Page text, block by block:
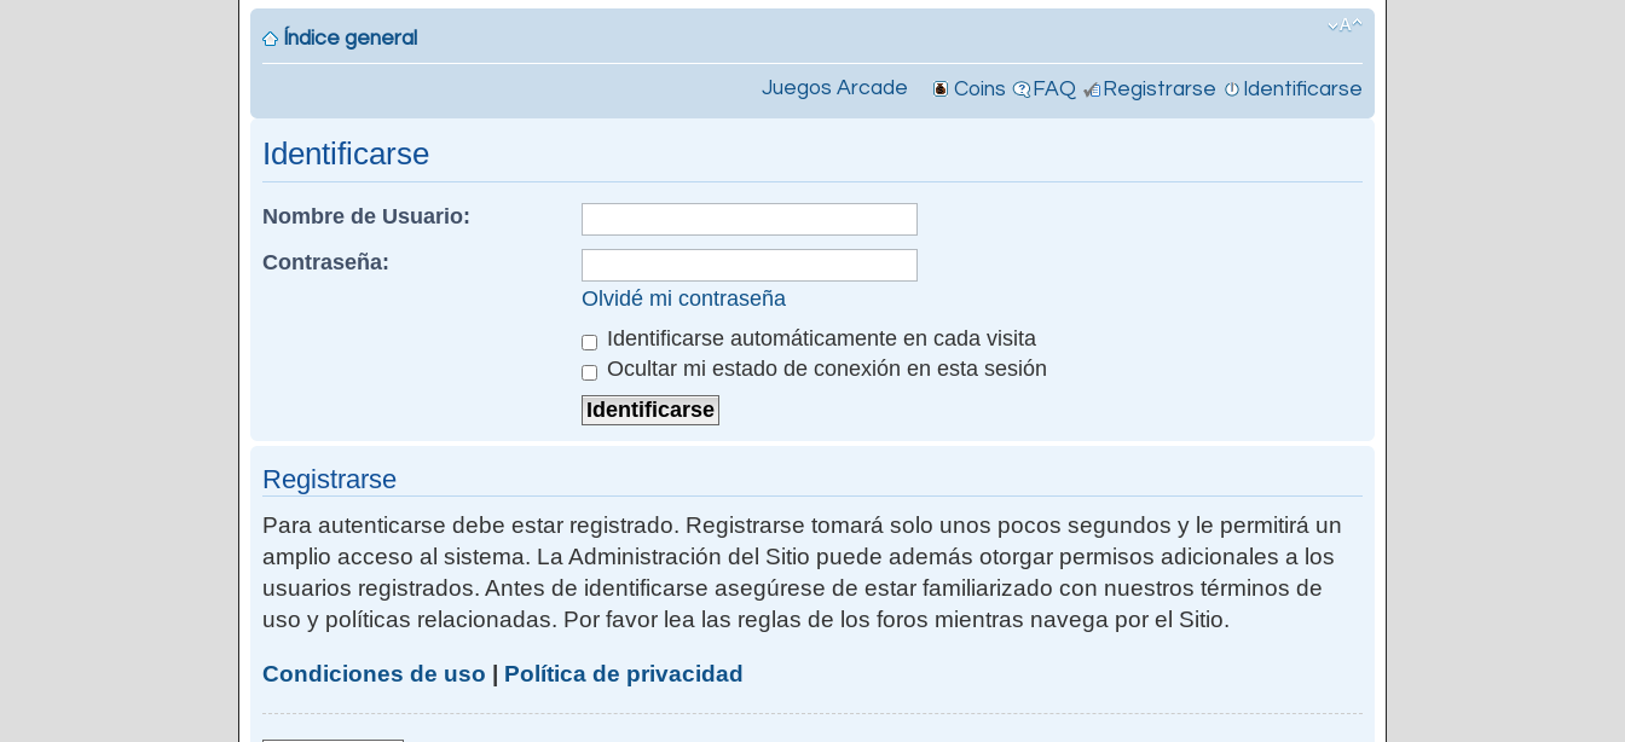
Índice general
Juegos Arcade Coins FAQ Registrarse Identificarse
Identificarse
Nombre de Usuario:
Contraseña:
Olvidé mi contraseña
Identificarse automáticamente en cada visita
Ocultar mi estado de conexión en esta sesión
Registrarse
Para autenticarse debe estar registrado. Registrarse tomará solo unos pocos segundos y le permitirá un
amplio acceso al sistema. La Administración del Sitio puede además otorgar permisos adicionales a los
usuarios registrados. Antes de identificarse asegúrese de estar familiarizado con nuestros términos de
uso y políticas relacionadas. Por favor lea las reglas de los foros mientras navega por el Sitio.
Condiciones de uso Política de privacidad